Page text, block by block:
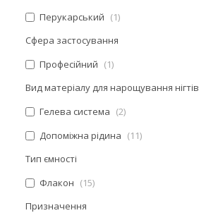
Перукарський
1
Сфера застосування
Професійний
1
Вид матеріалу для нарощування нігтів
Гелева система
2
Допоміжна рідина
11
Тип ємності
Флакон
15
Призначення